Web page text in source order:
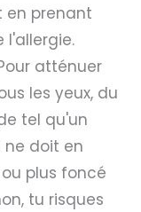
en prenant
l'allergie.
atténuer
les yeux, du
tel qu'un
ne doit en
plus foncé
tu risques